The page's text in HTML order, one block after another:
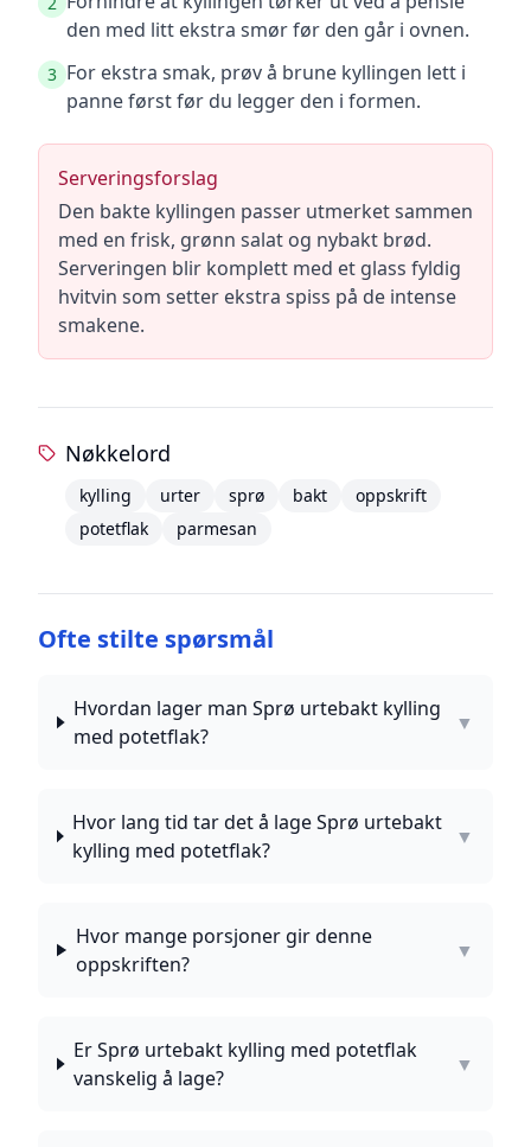
den med litt ekstra smør før den går i ovnen.
3 For ekstra smak, prøv å brune kyllingen lett i
panne først før du legger den i formen.
Serveringsforslag
Den bakte kyllingen passer utmerket sammen
med en frisk, grønn salat og nybakt brød.
Serveringen blir komplett med et glass fyldig
hvitvin som setter ekstra spiss på de intense
smakene.
Nøkkelord
kylling urter sprø bakt
oppskrift
potetflak
parmesan
Ofte stilte spørsmål
Hvordan lager man Sprø urtebakt kylling
med potetflak?
▼
Hvor lang tid tar det å lage Sprø urtebakt
kylling med potetflak?
▼
Hvor mange porsjoner gir denne
oppskriften?
▼
Er Sprø urtebakt kylling med potetflak
vanskelig å lage?
▼